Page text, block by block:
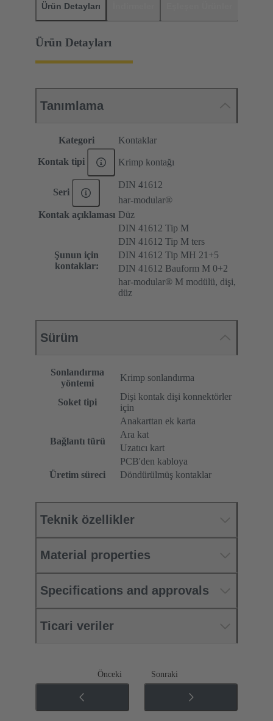
Ürün Detayları
Ürün Detayları
Tanımlama
Kategori Kontaklar
Kontak tipi Krimp kontağı
Seri
DIN 41612
har-modular®
Kontak açıklaması Düz
Şunun için
kontaklar:
DIN 41612 Tip M
DIN 41612 Tip M ters
DIN 41612 Tip MH 21+5
DIN 41612 Bauform M 0+2
har-modular® M modülü, dişi,
düz
Sürüm
Sonlandırma
yöntemi
Krimp sonlandırma
Soket tipi
Dişi kontak dişi konnektörler
için
Bağlantı türü
Anakarttan ek karta
Ara kat
Uzatıcı kart
PCB'den kabloya
Üretim süreci
Döndürülmüş kontaklar
Teknik özellikler
Material properties
Specifications and approvals
Ticari veriler
Önceki Sonraki